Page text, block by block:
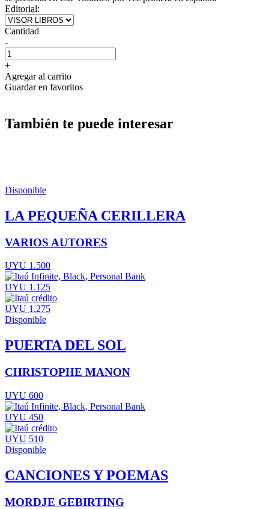
Editorial:
Cantidad
-
+
Agregar al carrito
Guardar en favoritos
También te puede interesar
Disponible
LA PEQUEÑA CERILLERA
VARIOS AUTORES
UYU 1.500
UYU 1.125
UYU 1.275
Disponible
PUERTA DEL SOL
CHRISTOPHE MANON
UYU 600
UYU 450
UYU 510
Disponible
CANCIONES Y POEMAS
MORDJE GEBIRTING